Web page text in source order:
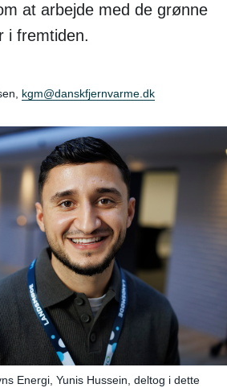
at arbejde med de grønne
i fremtiden.
kgm@danskfjernvarme.dk
Energi, Yunis Hussein, deltog i dette